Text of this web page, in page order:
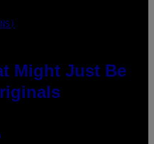
Might Just Be